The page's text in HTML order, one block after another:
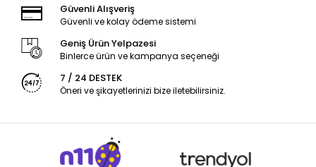
Güvenli Alışveriş
Güvenli ve kolay ödeme sistemi
Geniş Ürün Yelpazesi
Binlerce ürün ve kampanya seçeneği
7 / 24 DESTEK
Öneri ve şikayetlerinizi bize iletebilirsiniz.